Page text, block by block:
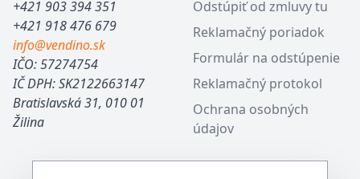
+421 903 394 351
+421 918 476 679
info@vendino.sk
IČO: 57274754
IČ DPH: SK2122663147
Bratislavská 31, 010 01
Žilina
Odstúpiť od zmluvy tu
Reklamačný poriadok
Formulár na odstúpenie
Reklamačný protokol
Ochrana osobných
údajov